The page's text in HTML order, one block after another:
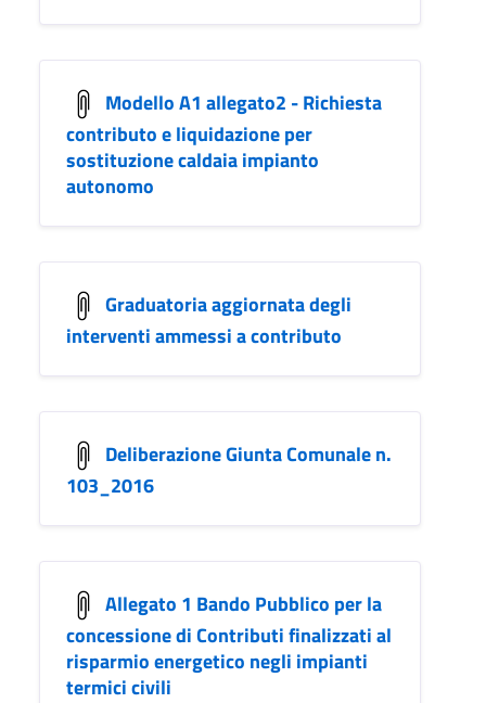
Modello A1 allegato2 - Richiesta
contributo e liquidazione per
sostituzione caldaia impianto
autonomo
Graduatoria aggiornata degli
interventi ammessi a contributo
Deliberazione Giunta Comunale n.
103_2016
Allegato 1 Bando Pubblico per la
concessione di Contributi finalizzati al
risparmio energetico negli impianti
termici civili